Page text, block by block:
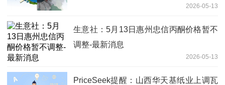
2026-05-13
生意社：5月13日惠州忠信丙酮价格暂不
调整-最新消息
2026-05-13
PriceSeek提醒：山西华天基纸业上调瓦